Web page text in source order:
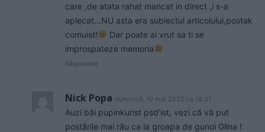
care ,de atata rahat mancat in direct ,i s-a
aplecat…NU asta era subiectul articolului,postak
comuist!
Dar poate ai vrut sa ti se
improspateze memoria
Răspundeți
Nick Popa duminică, 10 mai 2020 La 18.31
Auzi băi pupinkurist psd’ist, vezi că vă put
postările mai rău ca la groapa de gunoi Glina !